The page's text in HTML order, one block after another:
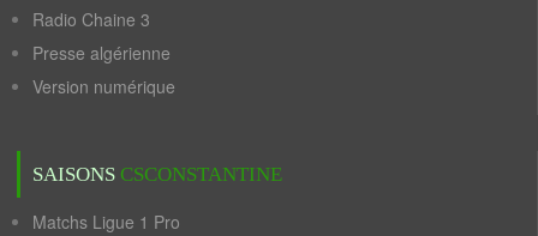
Radio Chaine 3
Presse algérienne
Version numérique
SAISONS CSCONSTANTINE
Matchs Ligue 1 Pro